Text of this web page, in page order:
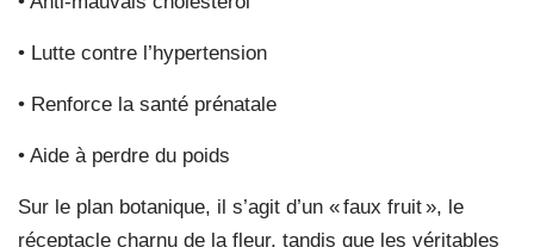
• Lutte contre l’hypertension
• Renforce la santé prénatale
• Aide à perdre du poids
Sur le plan botanique, il s’agit d’un « faux fruit », le
réceptacle charnu de la fleur, tandis que les véritables